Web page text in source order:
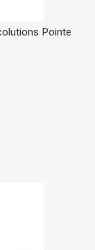
Pointe